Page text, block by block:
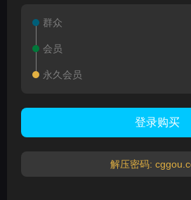
群众
会员
永久会员
登录购买
解压密码: